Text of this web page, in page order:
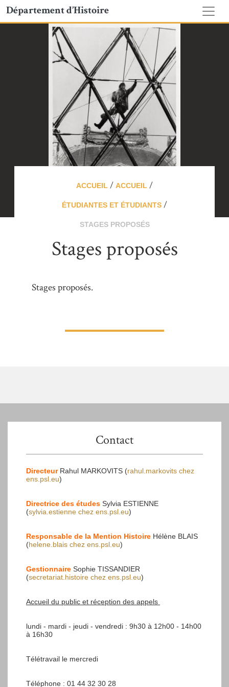
Département d’Histoire
ACCUEIL / ACCUEIL /
ÉTUDIANTES ET ÉTUDIANTS /
STAGES PROPOSÉS
Stages proposés
Stages proposés.
Contact
Directeur Rahul MARKOVITS (rahul.markovits chez
ens.psl.eu)
Directrice des études Sylvia ESTIENNE
(sylvia.estienne chez ens.psl.eu)
Responsable de la Mention Histoire Hélène BLAIS
(helene.blais chez ens.psl.eu)
Gestionnaire Sophie TISSANDIER
(secretariat.histoire chez ens.psl.eu)
Accueil du public et réception des appels
lundi - mardi - jeudi - vendredi : 9h30 à 12h00 - 14h00
à 16h30
Télétravail le mercredi
Téléphone : 01 44 32 30 28